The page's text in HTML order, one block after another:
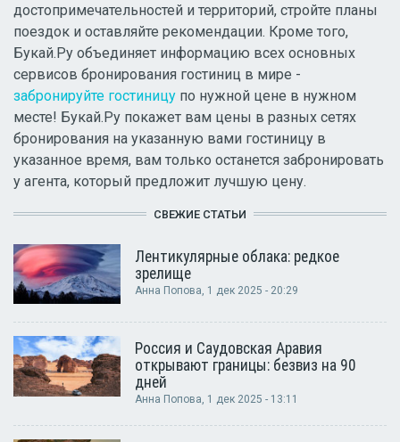
достопримечательностей и территорий, стройте планы
поездок и оставляйте рекомендации. Кроме того,
Букай.Ру объединяет информацию всех основных
сервисов бронирования гостиниц в мире -
забронируйте гостиницу по нужной цене в нужном
месте! Букай.Ру покажет вам цены в разных сетях
бронирования на указанную вами гостиницу в
указанное время, вам только останется забронировать
у агента, который предложит лучшую цену.
СВЕЖИЕ СТАТЬИ
Лентикулярные облака: редкое
зрелище
Анна Попова , 1 дек 2025 - 20:29
Россия и Саудовская Аравия
открывают границы: безвиз на 90
дней
Анна Попова, 1 дек 2025 - 13:11